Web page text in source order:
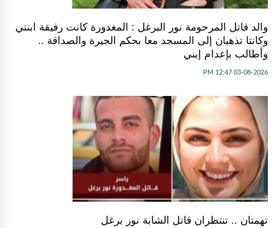
والد قاتل المرحومة نور البرغل : المغدورة كانت رفيقة ابنتي
وكانتا تذهبان إلى المسجد معا بحكم الجيرة والصداقة ..
وأطالب بإعدام إبني
03-08-2026 12:47 PM
تهمتان .. تنتظران قاتل الشابة نور برغل